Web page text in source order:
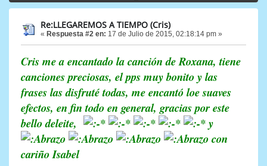
Re:LLEGAREMOS A TIEMPO (Cris)
« Respuesta #2 en: 17 de Julio de 2015, 02:18:14 pm »
Cris me a encantado la canción de Roxana, tiene
canciones preciosas, el pps muy bonito y las
frases las disfruté todas, me encantó loe suaves
efectos, en fin todo en general, gracias por este
bello deleite,
y
con
cariño Isabel